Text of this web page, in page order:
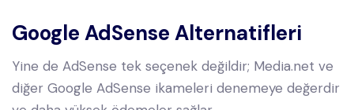
Google AdSense Alternatifleri
Yine de AdSense tek seçenek değildir; Media.net ve
diğer Google AdSense ikameleri denemeye değerdir